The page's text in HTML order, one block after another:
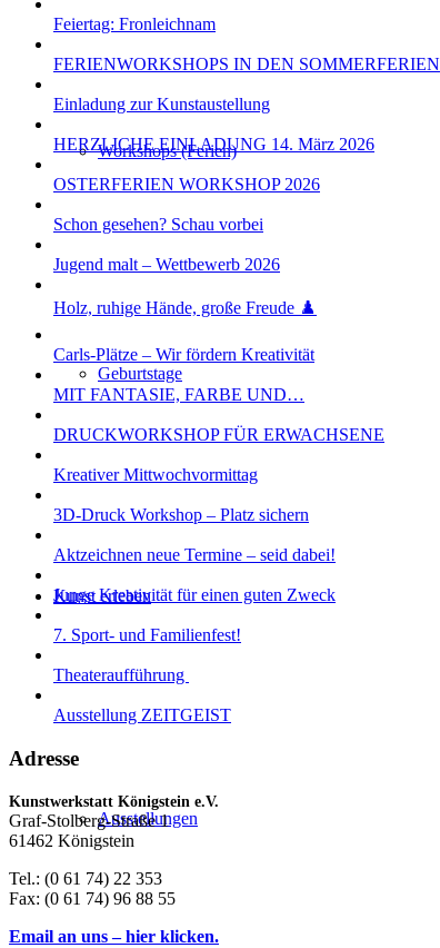
Workshops (Ferien)
Geburtstage
Kunst erleben
Ausstellungen
Feiertag: Fronleichnam
FERIENWORKSHOPS IN DEN SOMMERFERIEN
Einladung zur Kunstaustellung
HERZLICHE EINLADUNG 14. März 2026
OSTERFERIEN WORKSHOP 2026
Schon gesehen? Schau vorbei
Jugend malt – Wettbewerb 2026
Holz, ruhige Hände, große Freude ♟️
Carls-Plätze – Wir fördern Kreativität
MIT FANTASIE, FARBE UND…
DRUCKWORKSHOP FÜR ERWACHSENE
Kreativer Mittwochvormittag
3D-Druck Workshop – Platz sichern
Aktzeichnen neue Termine – seid dabei!
Junge Kreativität für einen guten Zweck
7. Sport- und Familienfest!
Theateraufführung
Ausstellung ZEITGEIST
Adresse
Kunstwerkstatt Königstein e.V.
Graf-Stolberg-Straße 1
61462 Königstein
Tel.: (0 61 74) 22 353
Fax: (0 61 74) 96 88 55
Email an uns – hier klicken.